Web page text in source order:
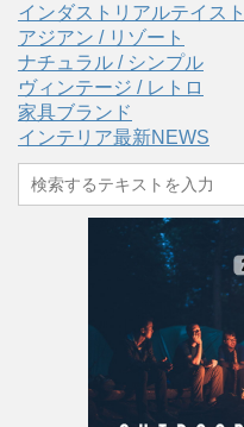
インダストリアルテイスト
アジアン / リゾート
ナチュラル / シンプル
ヴィンテージ / レトロ
家具ブランド
インテリア最新NEWS